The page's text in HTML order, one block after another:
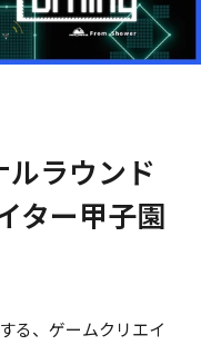
ラウンド
ター甲子園
る、ゲームクリエイ